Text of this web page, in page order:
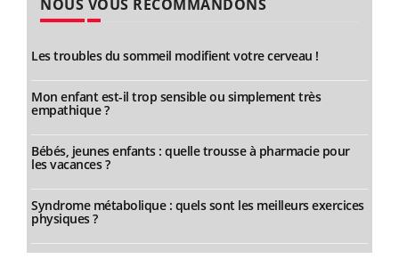
NOUS VOUS RECOMMANDONS
Les troubles du sommeil modifient votre cerveau !
Mon enfant est-il trop sensible ou simplement très
empathique ?
Bébés, jeunes enfants : quelle trousse à pharmacie pour
les vacances ?
Syndrome métabolique : quels sont les meilleurs exercices
physiques ?